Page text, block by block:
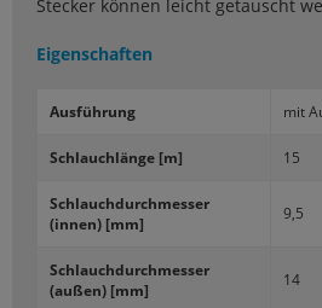
Stecker können leicht getauscht
Eigenschaften
Aus­füh­rung mit
Schlauch­län­ge [m] 15
Schlauch­durch­mes­ser
(innen) [mm]
9,5
Schlauch­durch­mes­ser
(außen) [mm]
14